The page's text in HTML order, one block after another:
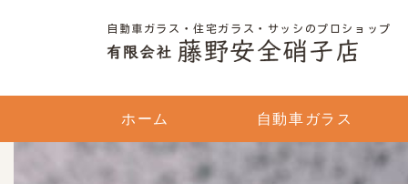
自動車ガラス・住宅ガラス・サッシのプロショップ
ホーム 自動車ガラス